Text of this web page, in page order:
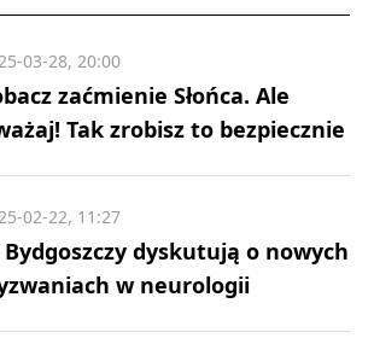
zaćmienie Słońca. Ale
Tak zrobisz to bezpiecznie
03-28, 20:00
Bydgoszczy dyskutują o nowych
w neurologii
02-22, 11:27